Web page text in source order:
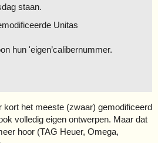
staan.
Unitas
hun 'eigen’calibernummer.
kort het meeste (zwaar) gemodificeerd
volledig eigen ontwerpen. Maar dat
hoor (TAG Heuer, Omega,